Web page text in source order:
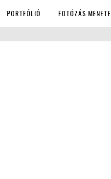
PORTFÓLIÓ FOTÓZÁS MENETE